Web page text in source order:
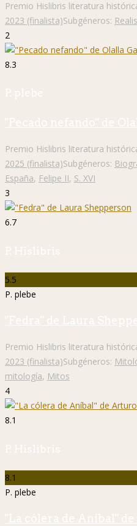
Premio Hislibris literatura
2023 (finalista)Subgéneros:
2
8.3
P. plebe
"Pecado nefando" de
Premio Hislibris literatura
2025 (finalista)Subgéneros:
España, Felipe II, S. XVI
3
6.7
P. Hislibris
5.5
P. plebe
"Fedra" de Laura
Premio Hislibris literatura
2023 (finalista)Subgéneros:
mitología, Mitos
4
8.1
P. Hislibris
8.1
P. plebe
"La cólera de Aníbal"